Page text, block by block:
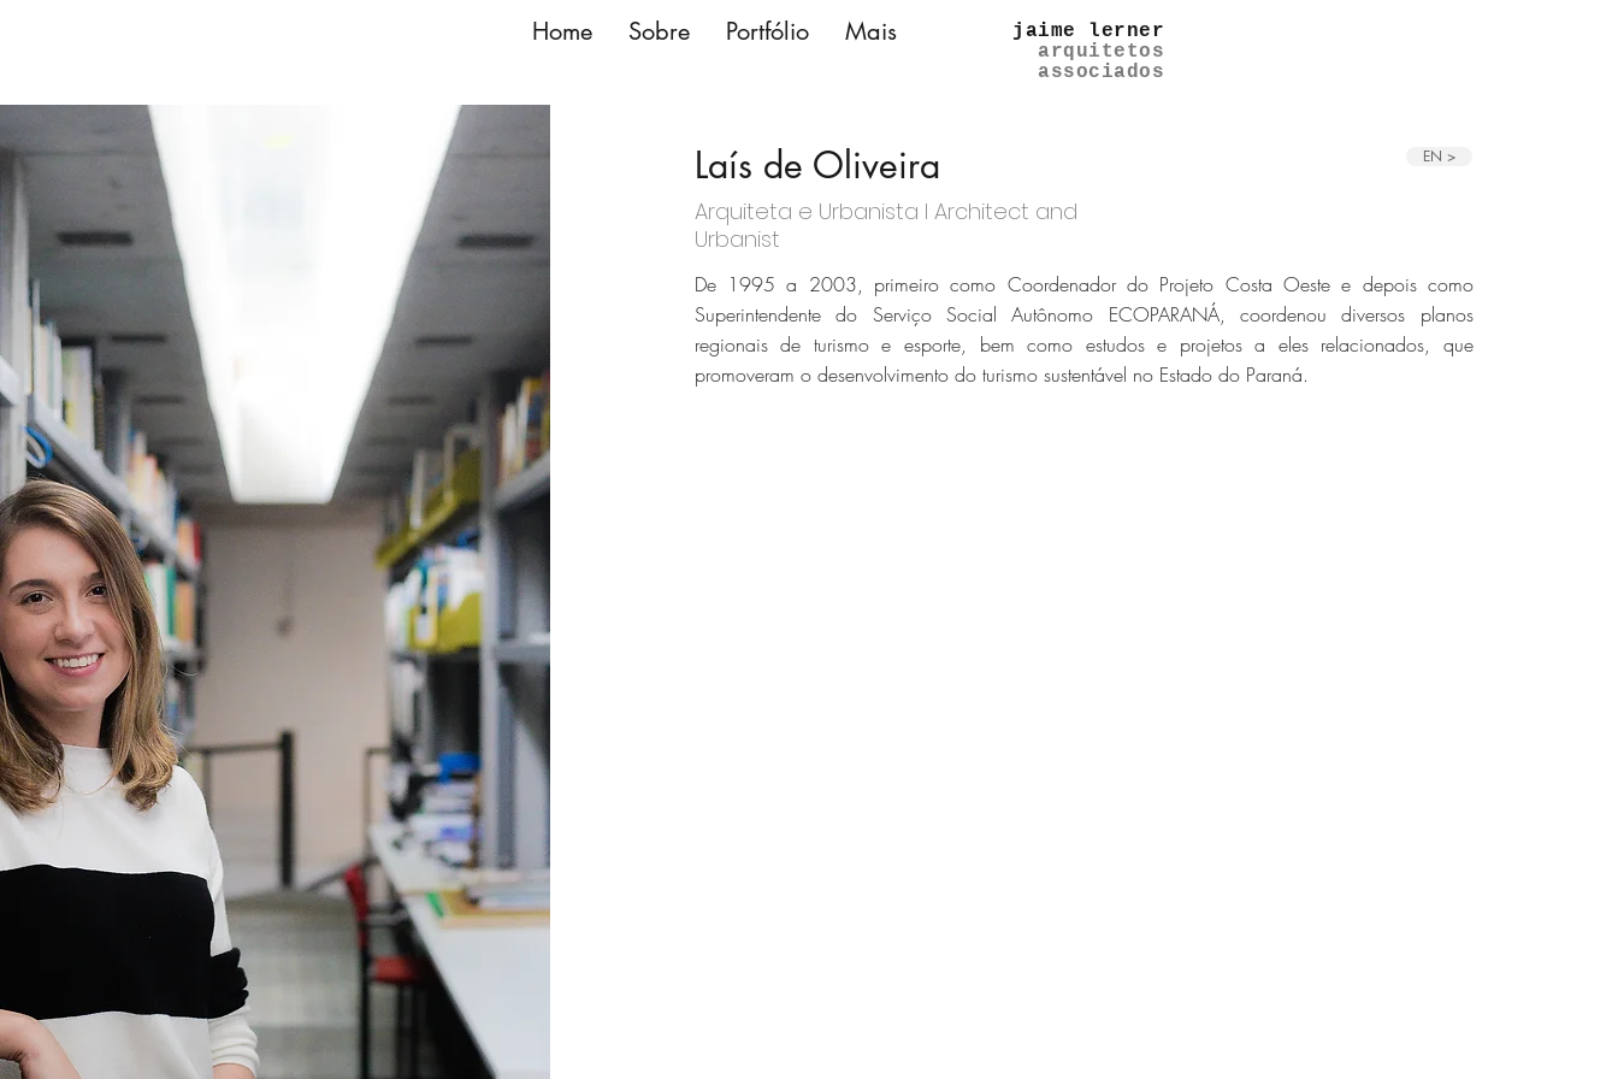
Home Sobre Portfólio Mais
jaime lerner
arquitetos
associados
Laís de Oliveira EN >
Arquiteta e Urbanista l Architect and
Urbanist
De 1995 a 2003, primeiro como Coordenador do Projeto Costa Oeste e depois como
Superintendente do Serviço Social Autônomo ECOPARANÁ, coordenou diversos planos
regionais de turismo e esporte, bem como estudos e projetos a eles relacionados, que
promoveram o desenvolvimento do turismo sustentável no Estado do Paraná.